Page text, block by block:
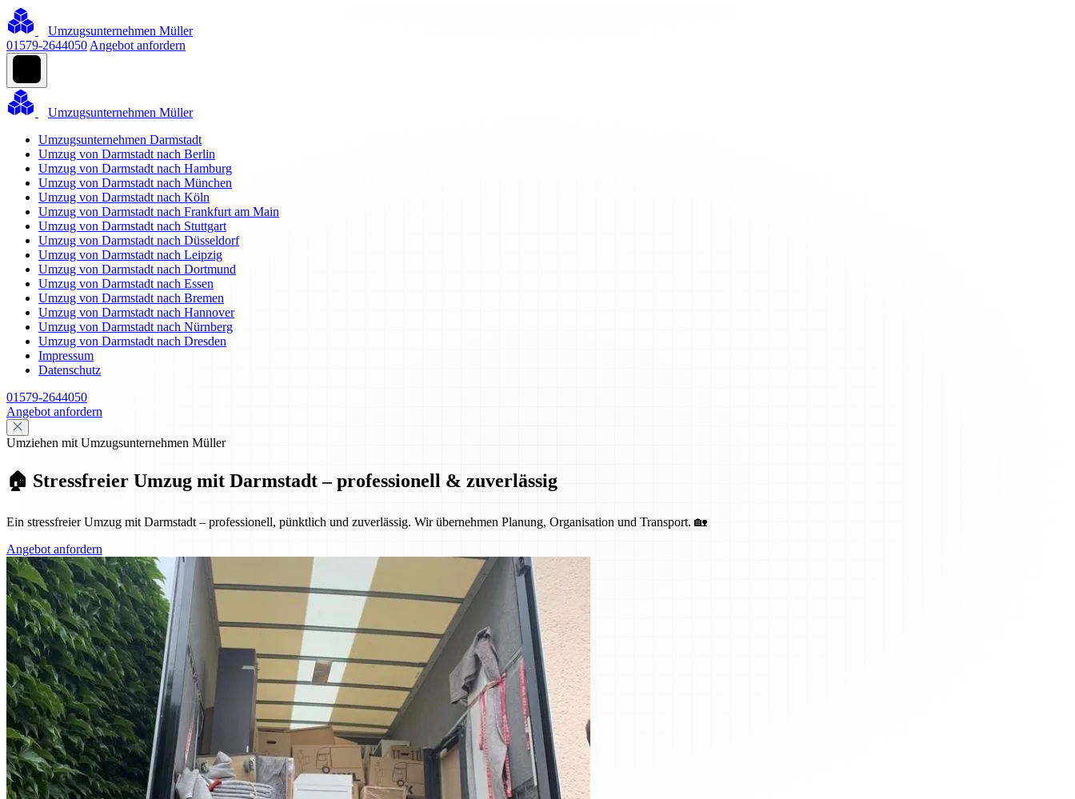
Umzugsunternehmen Müller
01579-2644050 Angebot anfordern
Umzugsunternehmen Müller
Umzugsunternehmen Darmstadt
Umzug von Darmstadt nach Berlin
Umzug von Darmstadt nach Hamburg
Umzug von Darmstadt nach München
Umzug von Darmstadt nach Köln
Umzug von Darmstadt nach Frankfurt am Main
Umzug von Darmstadt nach Stuttgart
Umzug von Darmstadt nach Düsseldorf
Umzug von Darmstadt nach Leipzig
Umzug von Darmstadt nach Dortmund
Umzug von Darmstadt nach Essen
Umzug von Darmstadt nach Bremen
Umzug von Darmstadt nach Hannover
Umzug von Darmstadt nach Nürnberg
Umzug von Darmstadt nach Dresden
Impressum
Datenschutz
01579-2644050
Angebot anfordern
Umziehen mit Umzugsunternehmen Müller
🏠 Stressfreier Umzug mit Darmstadt – professionell & zuverlässig
Ein stressfreier Umzug mit Darmstadt – professionell, pünktlich und zuverlässig. Wir übernehmen Planung, Organisation und Transport. 🏡
Angebot anfordern